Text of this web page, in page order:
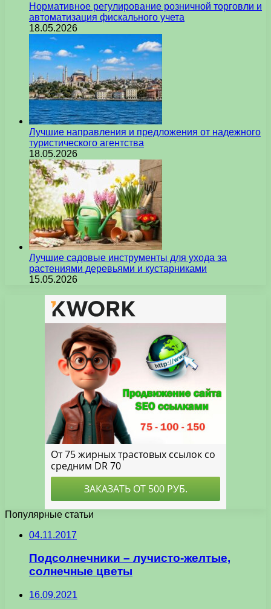
Нормативное регулирование розничной торговли и
автоматизация фискального учета
18.05.2026
Лучшие направления и предложения от надежного
туристического агентства
18.05.2026
Лучшие садовые инструменты для ухода за
растениями деревьями и кустарниками
15.05.2026
Популярные статьи
04.11.2017
Подсолнечники – лучисто-желтые,
солнечные цветы
16.09.2021